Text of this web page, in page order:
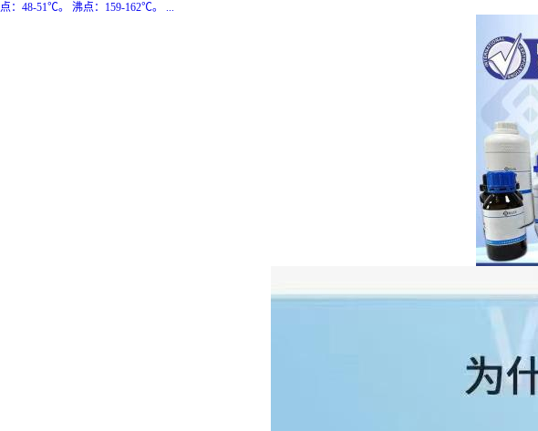
点：48-51℃。 沸点：159-162℃。 ...